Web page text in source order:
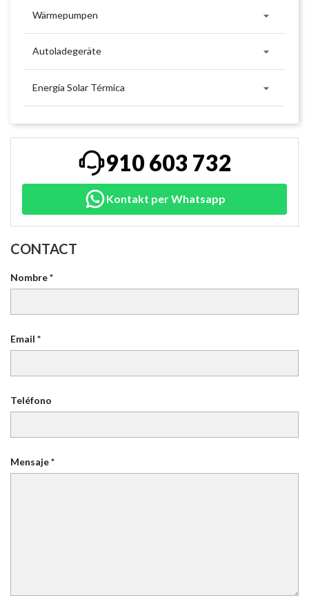
Wärmepumpen 
Autoladegeräte 
Energía Solar Térmica 
910 603 732
Kontakt per Whatsapp
CONTACT
Nombre *
Email *
Teléfono
Mensaje *